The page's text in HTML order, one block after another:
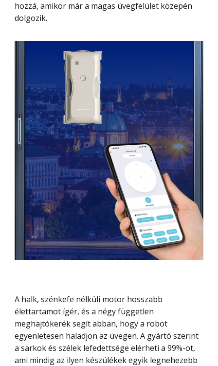
hozzá, amikor már a magas üvegfelület közepén
dolgozik.
A halk, szénkefe nélküli motor hosszabb
élettartamot ígér, és a négy független
meghajtókerék segít abban, hogy a robot
egyenletesen haladjon az üvegen. A gyártó szerint
a sarkok és szélek lefedettsége elérheti a 99%-ot,
ami mindig az ilyen készülékek egyik legnehezebb